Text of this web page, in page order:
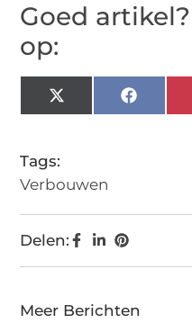
Goed
op:
X
(Twitter)
Tags:
Verbouwen
Delen:
Meer Berichten